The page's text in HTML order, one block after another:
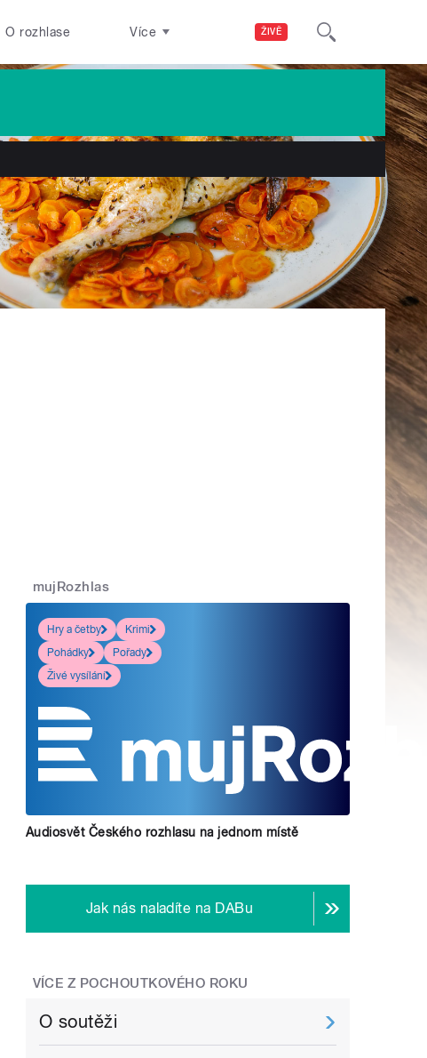
ŽIVĚ
O rozhlase Více
mujRozhlas
Hry a četby
Krimi
Pohádky
Pořady
Živé vysílání
Audiosvět Českého rozhlasu na jednom místě
Jak nás naladíte na DABu
VÍCE Z POCHOUTKOVÉHO ROKU
O soutěži